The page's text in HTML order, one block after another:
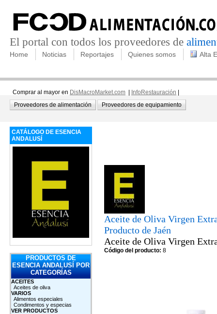
El portal con todos los proveedores de
Home Noticias Reportajes Quienes somos Alta
Comprar al mayor en DisMacroMarket.com InfoRestauración
Proveedores de alimentación
Proveedores de equipamiento
CATÁLOGO DE ESENCIA
ANDALUSÍ
PRODUCTOS DE
ESENCIA ANDALUSÍ POR
CATEGORÍAS
ACEITES
Aceites de oliva
VARIOS
Alimentos especiales
Condimentos y especias
VER PRODUCTOS
Aceite de Oliva Virgen
Producto de Jaén
Aceite de Oliva Virgen
Código del producto: 8